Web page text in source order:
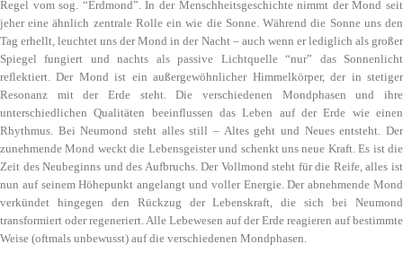
Regel vom sog. “Erdmond”. In der Menschheitsgeschichte nimmt der Mond seit
jeher eine ähnlich zentrale Rolle ein wie die Sonne. Während die Sonne uns den
Tag erhellt, leuchtet uns der Mond in der Nacht – auch wenn er lediglich als großer
Spiegel fungiert und nachts als passive Lichtquelle “nur” das Sonnenlicht
reflektiert. Der Mond ist ein außergewöhnlicher Himmelkörper, der in stetiger
Resonanz mit der Erde steht. Die verschiedenen Mondphasen und ihre
unterschiedlichen Qualitäten beeinflussen das Leben auf der Erde wie einen
Rhythmus. Bei Neumond steht alles still – Altes geht und Neues entsteht. Der
zunehmende Mond weckt die Lebensgeister und schenkt uns neue Kraft. Es ist die
Zeit des Neubeginns und des Aufbruchs. Der Vollmond steht für die Reife, alles ist
nun auf seinem Höhepunkt angelangt und voller Energie. Der abnehmende Mond
verkündet hingegen den Rückzug der Lebenskraft, die sich bei Neumond
transformiert oder regeneriert. Alle Lebewesen auf der Erde reagieren auf bestimmte
Weise (oftmals unbewusst) auf die verschiedenen Mondphasen.